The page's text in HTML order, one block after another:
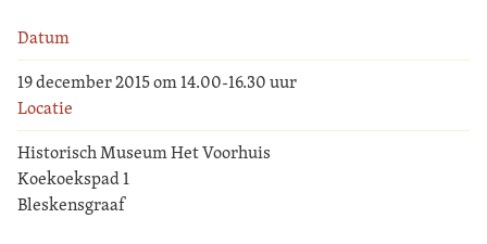
Datum
19 december 2015 om 14.00-16.30 uur
Locatie
Historisch Museum Het Voorhuis
Koekoekspad 1
Bleskensgraaf